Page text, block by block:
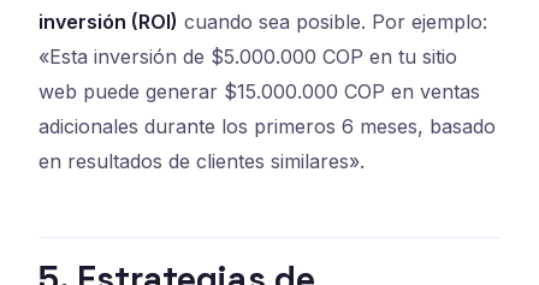
inversión (ROI) cuando sea posible. Por ejemplo:
«Esta inversión de $5.000.000 COP en tu sitio
web puede generar $15.000.000 COP en ventas
adicionales durante los primeros 6 meses, basado
en resultados de clientes similares».